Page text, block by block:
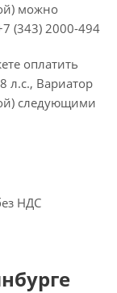
можно
(343) 2000-494
оплатить
л.с., Вариатор
следующими
НДС